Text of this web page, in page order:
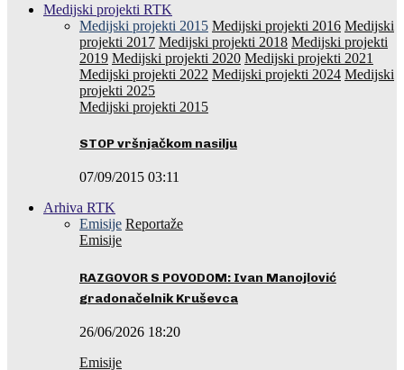
Medijski projekti RTK
Medijski projekti 2015 Medijski projekti 2016 Medijski
projekti 2017 Medijski projekti 2018 Medijski projekti
2019 Medijski projekti 2020 Medijski projekti 2021
Medijski projekti 2022 Medijski projekti 2024 Medijski
projekti 2025
Medijski projekti 2015
STOP vršnjačkom nasilju
07/09/2015 03:11
Arhiva RTK
Emisije Reportaže
Emisije
RAZGOVOR S POVODOM: Ivan Manojlović
gradonačelnik Kruševca
26/06/2026 18:20
Emisije